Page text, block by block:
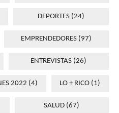
DEPORTES(24)
EMPRENDEDORES (97)
ENTREVISTAS (26)
2022 (4) LO + RICO (1)
SALUD (67)